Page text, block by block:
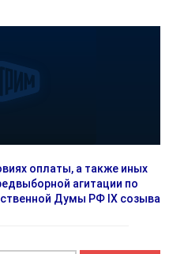
оплаты, а также иных
агитации по
Думы РФ IX созыва